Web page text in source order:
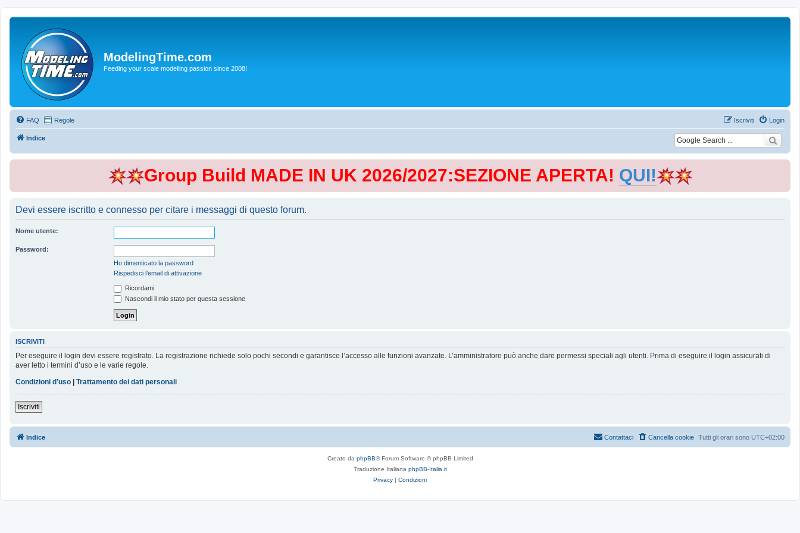
ModelingTime.com
Feeding your scale modelling passion since 2008!
FAQ Regole Login
Iscriviti
Indice
Group Build MADE IN UK 2026/2027:SEZIONE APERTA! QUI!
Devi essere iscritto e connesso per citare i messaggi di questo forum.
Nome utente:
Password:
Ho dimenticato la password
Rispedisci l’email di attivazione
Ricordami
Nascondi il mio stato per questa sessione
ISCRIVITI
Per eseguire il login devi essere registrato. La registrazione richiede solo pochi secondi e garantisce l’accesso alle funzioni avanzate. L’amministratore può anche dare permessi speciali agli utenti. Prima di eseguire il login assicurati di
aver letto i termini d’uso e le varie regole.
Condizioni d’uso | Trattamento dei dati personali
Iscriviti
Indice Tutti gli orari sono UTC+02:00
Cancella cookie
Contattaci
Creato da phpBB® Forum Software © phpBB Limited
Traduzione Italiana phpBB-Italia.it
Privacy | Condizioni